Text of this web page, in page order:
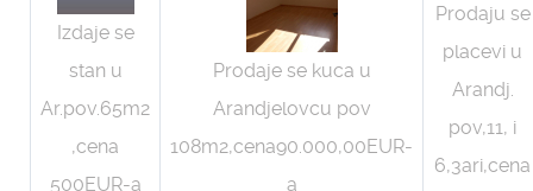
Izdaje se
stan u
Ar.pov.65m2
,cena
500EUR-a
Prodaje se kuca u
Arandjelovcu pov
108m2,cena90.000,00EUR-
a
Prodaju se
placevi u
Arandj.
pov,11, i
6,3ari,cena